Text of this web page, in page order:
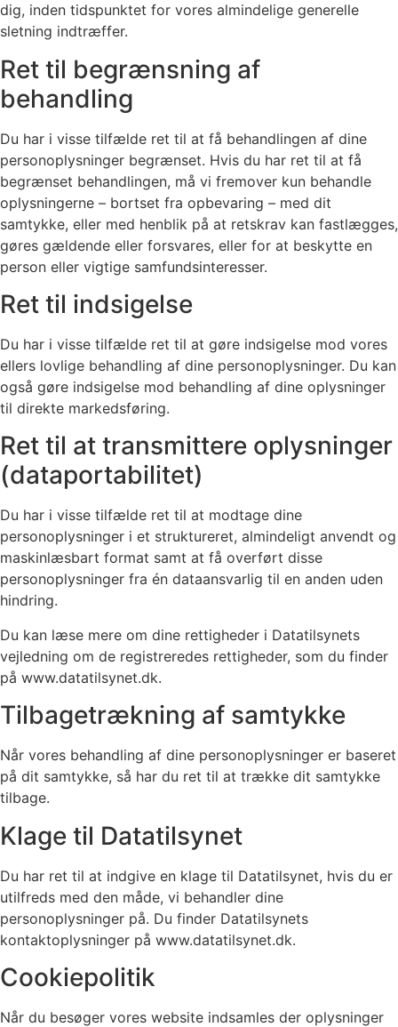
dig, inden tidspunktet for vores almindelige generelle
sletning indtræffer.
Ret til begrænsning af
behandling
Du har i visse tilfælde ret til at få behandlingen af dine
personoplysninger begrænset. Hvis du har ret til at få
begrænset behandlingen, må vi fremover kun behandle
oplysningerne – bortset fra opbevaring – med dit
samtykke, eller med henblik på at retskrav kan fastlægges,
gøres gældende eller forsvares, eller for at beskytte en
person eller vigtige samfundsinteresser.
Ret til indsigelse
Du har i visse tilfælde ret til at gøre indsigelse mod vores
ellers lovlige behandling af dine personoplysninger. Du kan
også gøre indsigelse mod behandling af dine oplysninger
til direkte markedsføring.
Ret til at transmittere oplysninger
(dataportabilitet)
Du har i visse tilfælde ret til at modtage dine
personoplysninger i et struktureret, almindeligt anvendt og
maskinlæsbart format samt at få overført disse
personoplysninger fra én dataansvarlig til en anden uden
hindring.
Du kan læse mere om dine rettigheder i Datatilsynets
vejledning om de registreredes rettigheder, som du finder
på www.datatilsynet.dk.
Tilbagetrækning af samtykke
Når vores behandling af dine personoplysninger er baseret
på dit samtykke, så har du ret til at trække dit samtykke
tilbage.
Klage til Datatilsynet
Du har ret til at indgive en klage til Datatilsynet, hvis du er
utilfreds med den måde, vi behandler dine
personoplysninger på. Du finder Datatilsynets
kontaktoplysninger på www.datatilsynet.dk.
Cookiepolitik
Når du besøger vores website indsamles der oplysninger